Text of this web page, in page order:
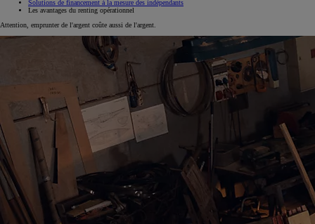
Solutions de financement à la mesure des indépendants
Les avantages du renting opérationnel
Attention, emprunter de l'argent coûte aussi de l'argent.